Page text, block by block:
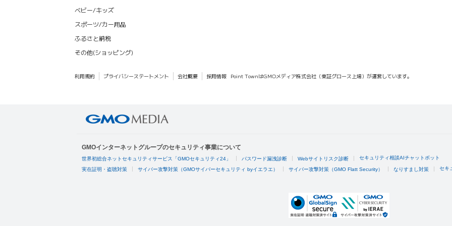
ベビー/キッズ
スポーツ/カー用品
ふるさと納税
その他(ショッピング)
利用規約 プライバシーステートメント 会社概要 採用情報 Point TownはGMOメディア株式会社（東証グロース上場）が運営しています。
GMOインターネットグループのセキュリティ事業について
世界初総合ネットセキュリティサービス「GMOセキュリティ24」 パスワード漏洩診断 Webサイトリスク診断 セキュリティ相談AIチャットボット
実在証明・盗聴対策 サイバー攻撃対策（GMOサイバーセキュリティ byイエラエ） サイバー攻撃対策（GMO Flatt Security） なりすまし対策 セキ